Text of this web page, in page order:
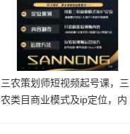
三农策划师短视频起号课，三
农类目商业模式及ip定位，内